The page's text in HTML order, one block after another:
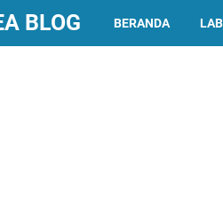
BLOG BERANDA